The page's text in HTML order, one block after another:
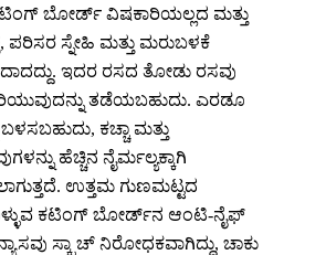
ಬೋರ್ಡ್ ವಿಷಕಾರಿಯಲ್ಲದ ಮತ್ತು
ಪರಿಸರ ಸ್ನೇಹಿ ಮತ್ತು ಮರುಬಳಕೆ
ಇದರ ರಸದ ತೋಡು ರಸವು
ತಡೆಯಬಹುದು. ಎರಡೂ
ಕಚ್ಚಾ ಮತ್ತು
ಹೆಚ್ಚಿನ ನೈರ್ಮಲ್ಯಕ್ಕಾಗಿ
ಉತ್ತಮ ಗುಣಮಟ್ಟದ
ಕಟಿಂಗ್ ಬೋರ್ಡ್‌ನ ಆಂಟಿ-ನೈಫ್
ಸ್ಕ್ರಾಚ್ ನಿರೋಧಕವಾಗಿದ್ದು, ಚಾಕು